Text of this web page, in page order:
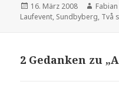
Veröffentlicht
am
16. März 2008 Autor
Fabian
Laufevent, Sundbyberg, Två
2 Gedanken zu